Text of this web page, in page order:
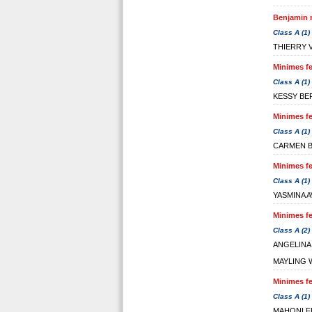
Benjamin
Class A (1)
THIERRY
Minimes
Class A (1)
KESSY
Minimes
Class A (1)
CARMEN
Minimes
Class A (1)
YASMINA
Minimes
Class A (2)
MAYLING
Minimes
Class A (1)